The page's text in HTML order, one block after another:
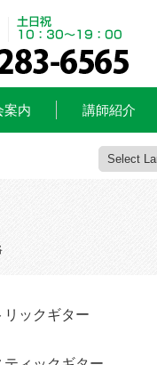
案内 講師紹介
リックギター